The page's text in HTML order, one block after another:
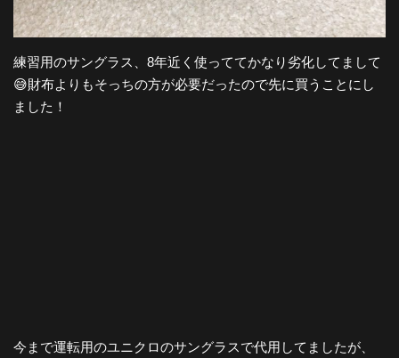
練習用のサングラス、8年近く使っててかなり劣化してまして
😅財布よりもそっちの方が必要だったので先に買うことにし
ました！
今まで運転用のユニクロのサングラスで代用してましたが、